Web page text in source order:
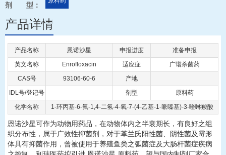
剂 型：
产品详情
产品名称 恩诺沙星 申报进度 准备申报
英文名称 Enrofloxacin 适应症 广谱杀菌药
CAS号 93106-60-6 产地
IDL号/登记号 剂型 原料药
化学名称 1-环丙基-6-氟-1,4-二氢-4-氧-7-(4-乙基-1-哌嗪基)-3-喹啉羧酸
恩诺沙星可作为动物用药品，在动物体内之半衰期长，有良好之组
织分布性，属于广效性抑菌剂，对于革兰氏阳性菌、阴性菌及霉形
体具有抑菌作用，曾被使用于养殖鱼类之弧菌症及大肠杆菌症疾病